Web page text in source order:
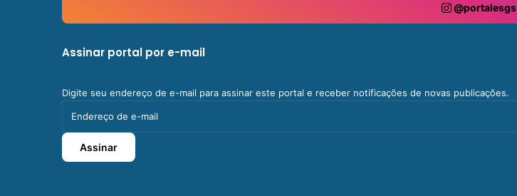
@portalesgs
Assinar portal por e-mail
Digite seu endereço de e-mail para assinar este portal e receber notificações de novas publicações.
de
e-
mail
Assinar